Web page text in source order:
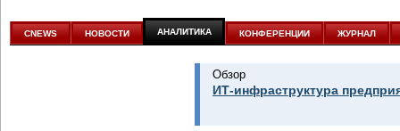
аналитике
CNEWS НОВОСТИ АНАЛИТИКА КОНФЕРЕНЦИИ ЖУРНАЛ
Обзор
ИТ-инфраструктура